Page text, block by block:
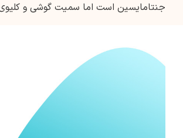
جنتامایسین است اما سمیت گوشی و